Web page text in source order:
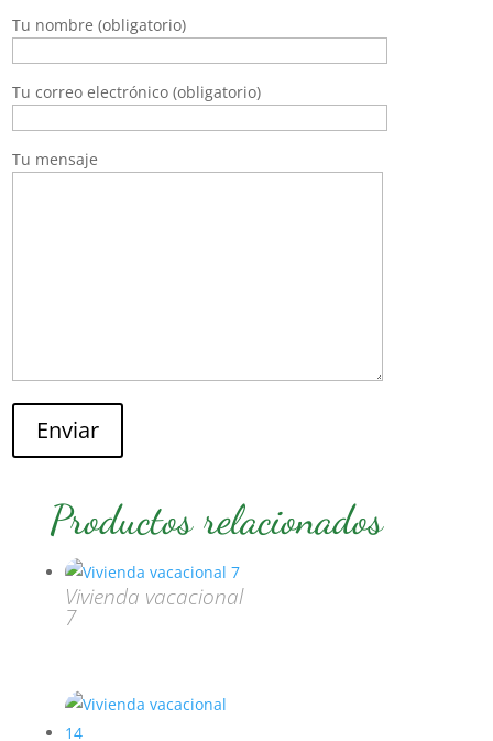
Tu nombre (obligatorio)
Tu correo electrónico (obligatorio)
Tu mensaje
Enviar
Productos relacionados
Vivienda vacacional
7